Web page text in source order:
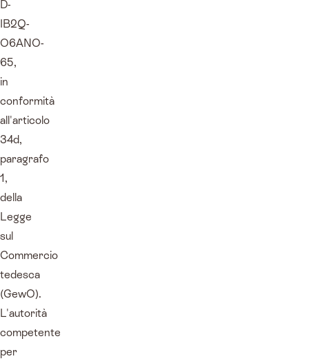
D-
IB2Q-
O6ANO-
65,
in
conformità
all'articolo
34d,
paragrafo
1,
della
Legge
sul
Commercio
tedesca
(GewO).
L'autorità
competente
per